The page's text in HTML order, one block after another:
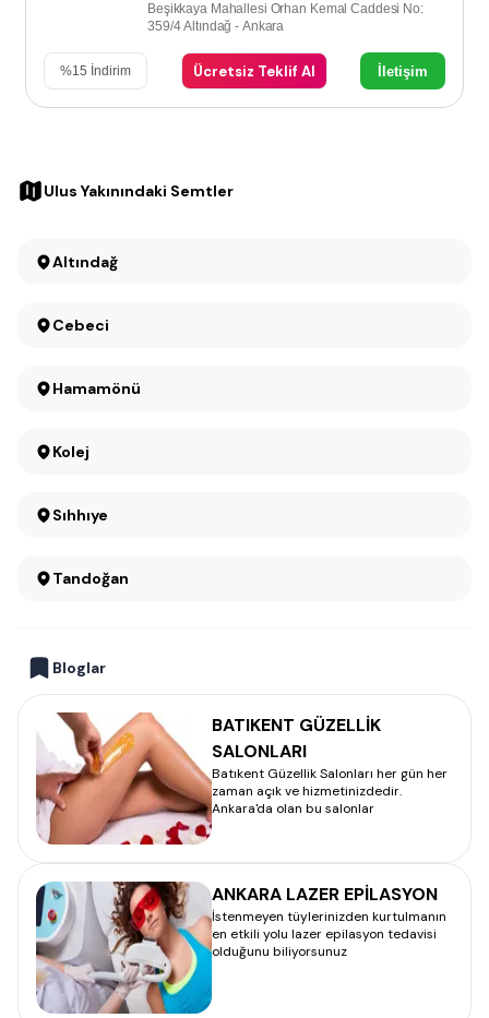
Beşikkaya Mahallesi Orhan Kemal Caddesi No:
359/4 Altındağ - Ankara
%15 İndirim Ücretsiz Teklif Al İletişim
Ulus Yakınındaki Semtler
Altındağ
Cebeci
Hamamönü
Kolej
Sıhhıye
Tandoğan
Bloglar
BATIKENT GÜZELLİK
SALONLARI
Batıkent Güzellik Salonları her gün her
zaman açık ve hizmetinizdedir.
Ankara'da olan bu salonlar
ANKARA LAZER EPİLASYON
İstenmeyen tüylerinizden kurtulmanın
en etkili yolu lazer epilasyon tedavisi
olduğunu biliyorsunuz